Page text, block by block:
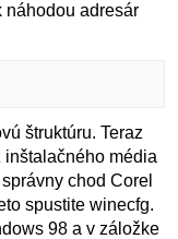
náhodou adresár
štruktúru. Teraz
inštalačného média
chod Corel
spustite winecfg.
98 a v záložke